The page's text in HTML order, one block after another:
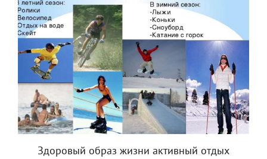
Здоровый образ жизни активный отдых